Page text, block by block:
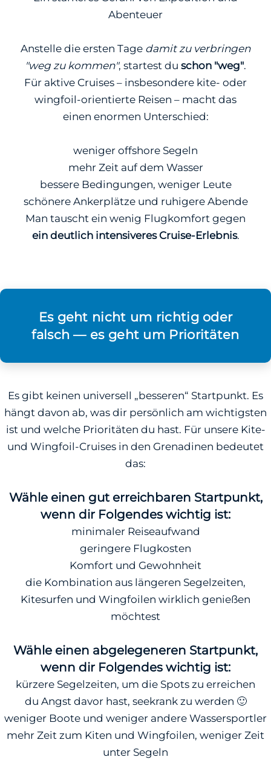
Abenteuer
Anstelle die ersten Tage damit zu verbringen
"weg zu kommen", startest du schon "weg".
Für aktive Cruises – insbesondere kite- oder
wingfoil-orientierte Reisen – macht das
einen enormen Unterschied:
weniger offshore Segeln
mehr Zeit auf dem Wasser
bessere Bedingungen, weniger Leute
schönere Ankerplätze und ruhigere Abende
Man tauscht ein wenig Flugkomfort gegen
ein deutlich intensiveres Cruise-Erlebnis.
Es geht nicht um richtig oder
falsch — es geht um Prioritäten
Es gibt keinen universell „besseren“ Startpunkt. Es
hängt davon ab, was dir persönlich am wichtigsten
ist und welche Prioritäten du hast. Für unsere Kite-
und Wingfoil-Cruises in den Grenadinen bedeutet
das:
Wähle einen gut erreichbaren Startpunkt,
wenn dir Folgendes wichtig ist:
minimaler Reiseaufwand
geringere Flugkosten
Komfort und Gewohnheit
die Kombination aus längeren Segelzeiten,
Kitesurfen und Wingfoilen wirklich genießen
möchtest
Wähle einen abgelegeneren Startpunkt,
wenn dir Folgendes wichtig ist:
kürzere Segelzeiten, um die Spots zu erreichen
du Angst davor hast, seekrank zu werden 🙂
weniger Boote und weniger andere Wassersportler
mehr Zeit zum Kiten und Wingfoilen, weniger Zeit
unter Segeln